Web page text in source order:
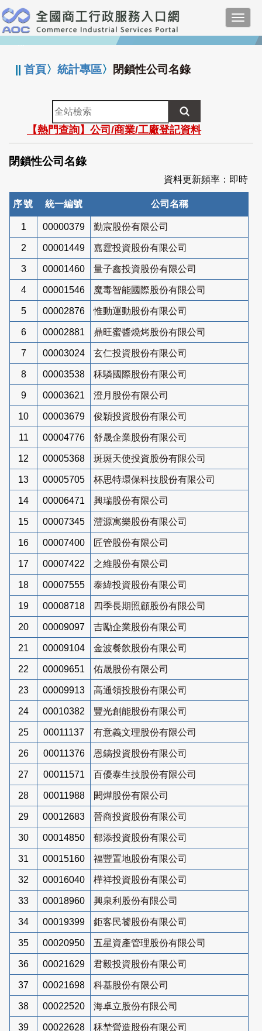
跳
到
主
要
:::
||首頁〉統計專區〉 閉鎖性公司名錄
全
站
檢
索
【熱門查詢】公司/商業/工廠登記資料
閉鎖性公司名錄
資料更新頻率：即時
序號 統一編號 公司名稱
1 00000379 勤宸股份有限公司
2 00001449 嘉霆投資股份有限公司
3 00001460 量子鑫投資股份有限公司
4 00001546 魔毒智能國際股份有限公司
5 00002876 惟動運動股份有限公司
6 00002881 鼎旺蜜醬燒烤股份有限公司
7 00003024 玄仁投資股份有限公司
8 00003538 秝驎國際股份有限公司
9 00003621 澄月股份有限公司
10 00003679 俊穎投資股份有限公司
11 00004776 舒晟企業股份有限公司
12 00005368 斑斑天使投資股份有限公司
13 00005705 杯思特環保科技股份有限公司
14 00006471 興瑞股份有限公司
15 00007345 灃源寓樂股份有限公司
16 00007400 匠管股份有限公司
17 00007422 之維股份有限公司
18 00007555 泰緯投資股份有限公司
19 00008718 四季長期照顧股份有限公司
20 00009097 吉勵企業股份有限公司
21 00009104 金波餐飲股份有限公司
22 00009651 佑晟股份有限公司
23 00009913 高通領投股份有限公司
24 00010382 豐光創能股份有限公司
25 00011137 有意義文理股份有限公司
26 00011376 恩鎬投資股份有限公司
27 00011571 百優泰生技股份有限公司
28 00011988 閎燁股份有限公司
29 00012683 晉商投資股份有限公司
30 00014850 郁添投資股份有限公司
31 00015160 福豐置地股份有限公司
32 00016040 樺祥投資股份有限公司
33 00018960 興泉利股份有限公司
34 00019399 鉅客民饕股份有限公司
35 00020950 五星資產管理股份有限公司
36 00021629 君毅投資股份有限公司
37 00021698 科基股份有限公司
38 00022520 海卓立股份有限公司
39 00022628 秝埜營造股份有限公司